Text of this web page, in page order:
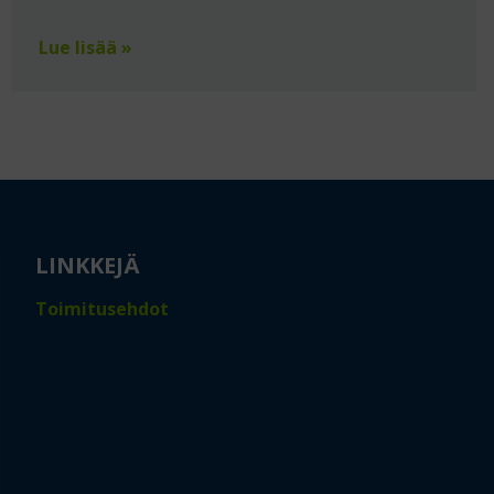
Lue lisää »
LINKKEJÄ
Toimitusehdot